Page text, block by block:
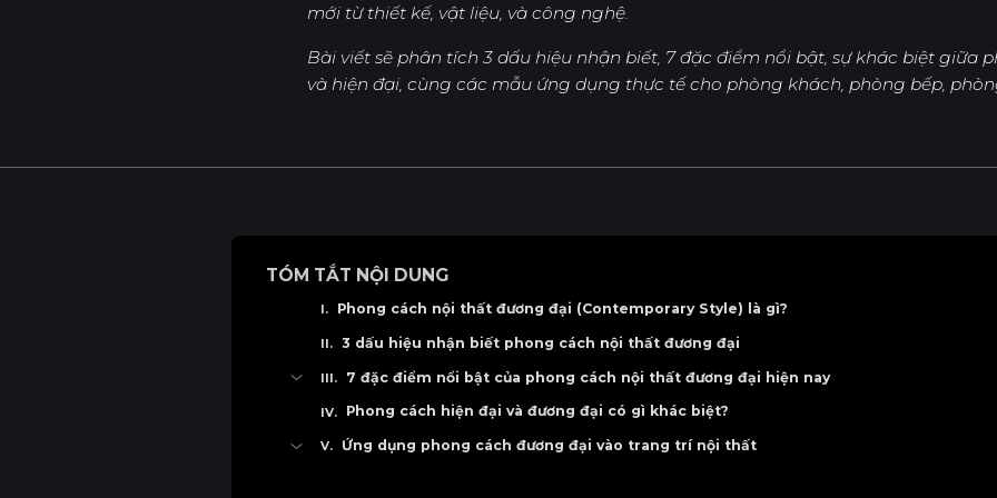
mới từ thiết kế, vật liệu, và công nghệ.
Bài viết sẽ phân tích 3 dấu hiệu nhận biết, 7 đặc điểm nổi bật, sự khác biệt giữa
và hiện đại, cùng các mẫu ứng dụng thực tế cho phòng khách, phòng bếp,
TÓM TẮT NỘI DUNG
Phong cách nội thất đương đại (Contemporary Style) là gì?
3 dấu hiệu nhận biết phong cách nội thất đương đại
7 đặc điểm nổi bật của phong cách nội thất đương đại hiện nay
Không gian mở bố trí tối giản
Kết hợp đường thẳng và đường cong
Phong cách hiện đại và đương đại có gì khác biệt?
Ứng dụng phong cách đương đại vào trang trí nội thất
Dự Án Nội Dung Khác